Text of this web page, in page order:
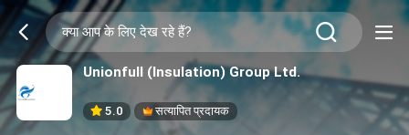
Unionfull (Insulation) Group Ltd.
5.0 सत्यापित प्रदायक